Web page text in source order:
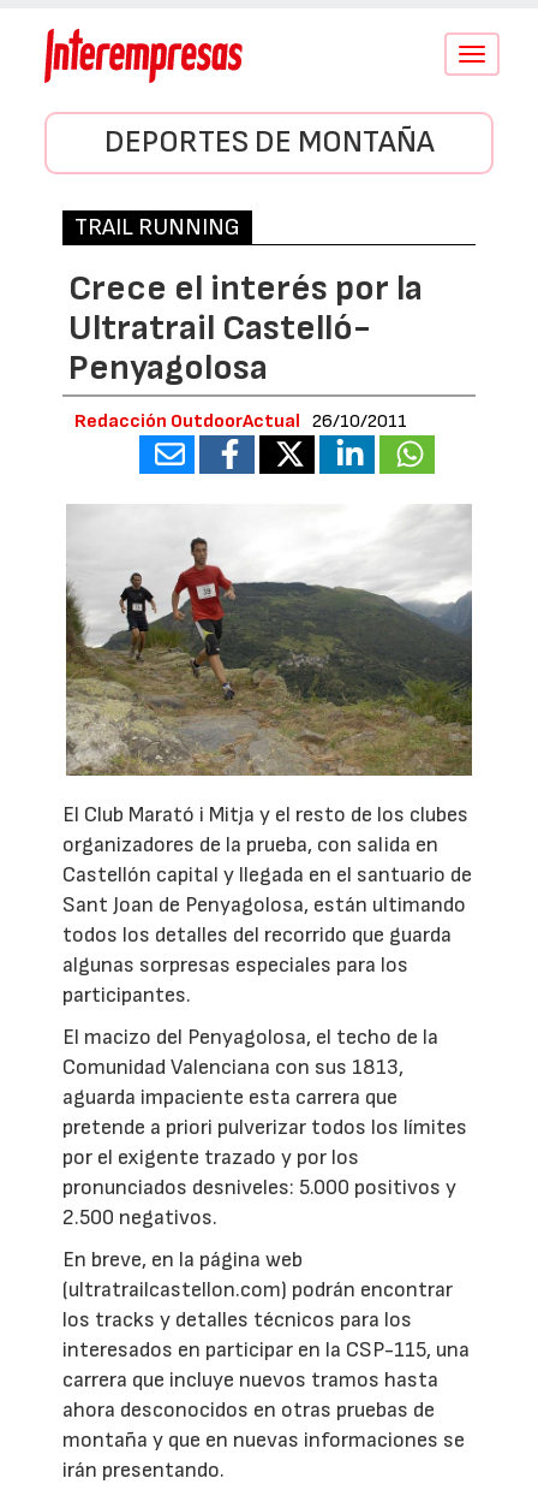
Conmutar
DEPORTES DE MONTAÑA
TRAIL RUNNING
Crece el interés por la
Ultratrail Castelló-
Penyagolosa
Redacción OutdoorActual 26/10/2011
El Club Marató i Mitja y el resto de los clubes
organizadores de la prueba, con salida en
Castellón capital y llegada en el santuario de
Sant Joan de Penyagolosa, están ultimando
todos los detalles del recorrido que guarda
algunas sorpresas especiales para los
participantes.
El macizo del Penyagolosa, el techo de la
Comunidad Valenciana con sus 1813,
aguarda impaciente esta carrera que
pretende a priori pulverizar todos los límites
por el exigente trazado y por los
pronunciados desniveles: 5.000 positivos y
2.500 negativos.
En breve, en la página web
(ultratrailcastellon.com) podrán encontrar
los tracks y detalles técnicos para los
interesados en participar en la CSP-115, una
carrera que incluye nuevos tramos hasta
ahora desconocidos en otras pruebas de
montaña y que en nuevas informaciones se
irán presentando.